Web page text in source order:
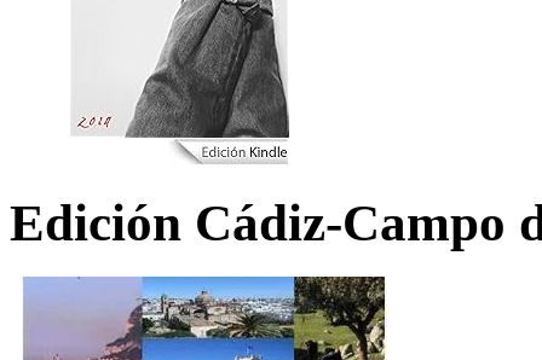
Edición Cádiz-Campo